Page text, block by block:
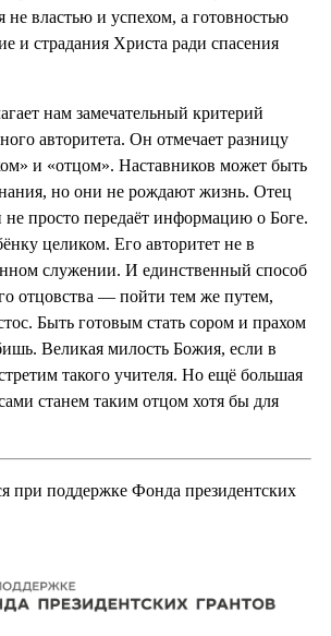
не властью и успехом, а готовностью
и страдания Христа ради спасения
нам замечательный критерий
авторитета. Он отмечает разницу
и «отцом». Наставников может быть
но они не рождают жизнь. Отец
просто передаёт информацию о Боге.
целиком. Его авторитет не в
служении. И единственный способ
отцовства — пойти тем же путем,
Быть готовым стать сором и прахом
Великая милость Божия, если в
такого учителя. Но ещё большая
станем таким отцом хотя бы для
при поддержке Фонда президентских